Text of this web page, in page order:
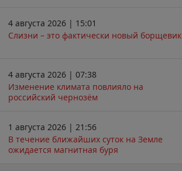
4 августа 2026 | 15:01
Слизни – это фактически новый борщевик
4 августа 2026 | 07:38
Изменение климата повлияло на
российский чернозём
1 августа 2026 | 21:56
В течение ближайших суток на Земле
ожидается магнитная буря